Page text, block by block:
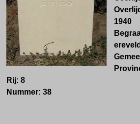
1940
Rij: 8
Nummer: 38